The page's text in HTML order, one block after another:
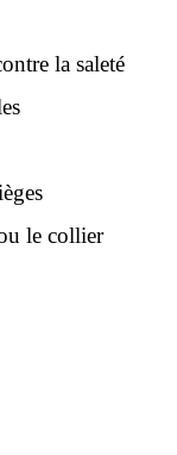
la saleté
le collier